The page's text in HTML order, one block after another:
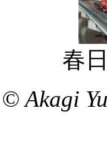
春
Akagi